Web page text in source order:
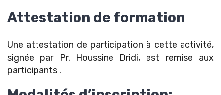
Attestation de formation
Une attestation de participation à cette activité,
signée par Pr. Houssine Dridi, est remise aux
participants .